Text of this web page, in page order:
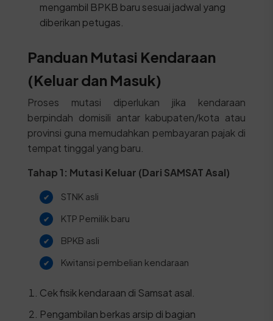
mengambil BPKB baru sesuai jadwal yang
diberikan petugas.
Panduan Mutasi Kendaraan
(Keluar dan Masuk)
Proses mutasi diperlukan jika kendaraan
berpindah domisili antar kabupaten/kota atau
provinsi guna memudahkan pembayaran pajak di
tempat tinggal yang baru.
Tahap 1: Mutasi Keluar (Dari SAMSAT Asal)
STNK asli
KTP Pemilik baru
BPKB asli
Kwitansi pembelian kendaraan
Cek fisik kendaraan di Samsat asal.
Pengambilan berkas arsip di bagian